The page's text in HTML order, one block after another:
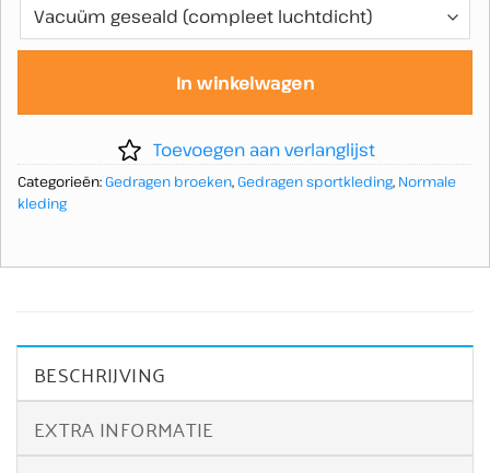
In winkelwagen
Toevoegen aan verlanglijst
Categorieën:Gedragen broeken,Gedragen sportkleding, Normale
kleding
BESCHRIJVING
EXTRA INFORMATIE